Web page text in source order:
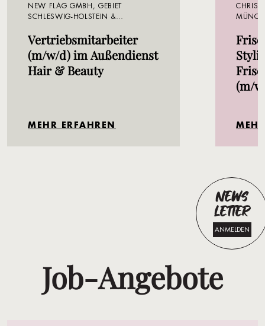
NEW FLAG GMBH, GEBIET
SCHLESWIG-HOLSTEIN &
Vertriebsmitarbeiter
(m/w/d) im Außendienst
Hair & Beauty
MEHR ERFAHREN
(m/
NEWS
LETTER
ANMELDEN
Job-Angebote